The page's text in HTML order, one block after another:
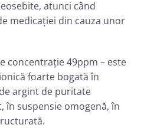
atunci când
medicaţiei din cauza unor
concentraţie 49ppm – este
foarte bogată în
argint de puritate
în suspensie omogenă, în